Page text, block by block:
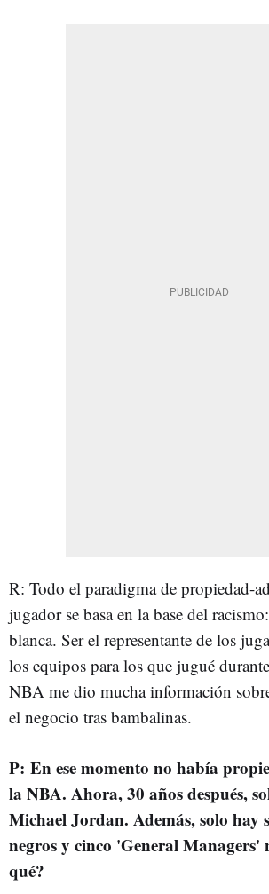
R: Todo el paradigma de propiedad-
jugador se basa en la base del
blanca. Ser el representante de los
los equipos para los que jugué
NBA me dio mucha información
el negocio tras bambalinas.
P: En ese momento no había
la NBA. Ahora, 30 años después,
Michael Jordan. Además, solo hay
negros y cinco 'General Managers'
qué?